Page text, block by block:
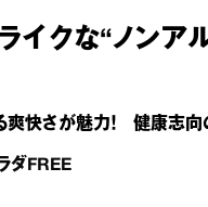
イクな“ノンア
爽快さが魅力！ 健康志向
ダFREE